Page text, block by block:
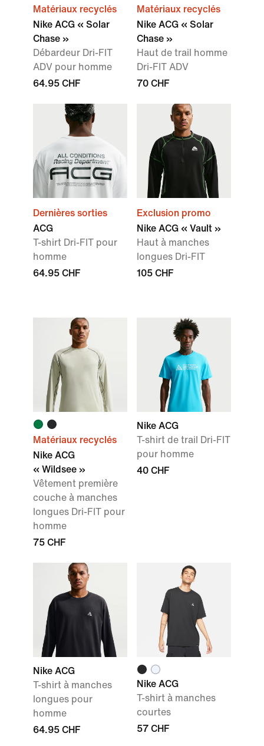
Matériaux recyclés
Nike ACG « Solar
Chase »
Débardeur Dri-FIT
ADV pour homme
64.95 CHF
Matériaux recyclés
Nike ACG « Solar
Chase »
Haut de trail homme
Dri-FIT ADV
70 CHF
Dernières sorties
ACG
T-shirt Dri-FIT pour
homme
64.95 CHF
Exclusion promo
Nike ACG « Vault »
Haut à manches
longues Dri-FIT
105 CHF
Matériaux recyclés
Nike ACG
« Wildsee »
Vêtement première
couche à manches
longues Dri-FIT pour
homme
75 CHF
Nike ACG
T-shirt de trail Dri-FIT
pour homme
40 CHF
Nike ACG
T-shirt à manches
longues pour
homme
64.95 CHF
Nike ACG
T-shirt à manches
courtes
57 CHF